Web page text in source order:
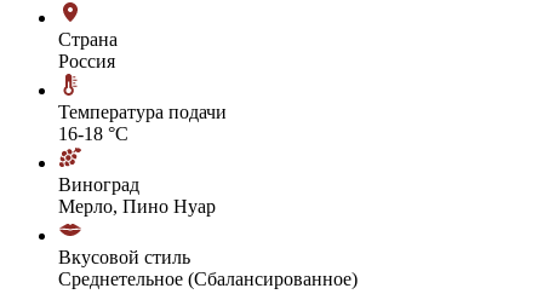
Страна
Россия
Температура подачи
16-18 °С
Виноград
Мерло, Пино Нуар
Вкусовой стиль
Среднетельное (Сбалансированное)